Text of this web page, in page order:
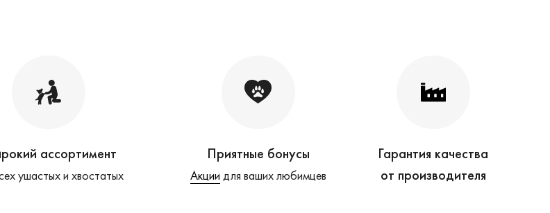
ассортимент
ушастых и хвостатых
Приятные бонусы
Акции для ваших любимцев
Гарантия качества
от производителя